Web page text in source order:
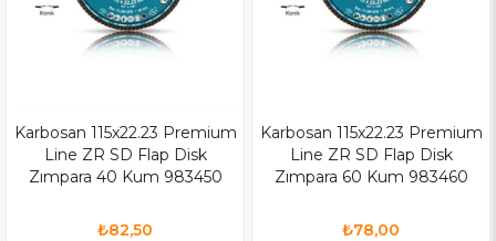
Karbosan 115x22.23 Premium
Line ZR SD Flap Disk
Zımpara 40 Kum 983450
₺82,50
Karbosan 115x22.23 Premium
Line ZR SD Flap Disk
Zımpara 60 Kum 983460
₺78,00